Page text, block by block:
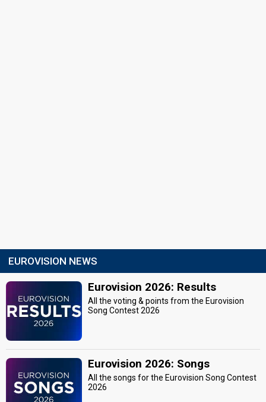
EUROVISION NEWS
Eurovision 2026: Results
All the voting & points from the Eurovision
Song Contest 2026
Eurovision 2026: Songs
All the songs for the Eurovision Song Contest
2026